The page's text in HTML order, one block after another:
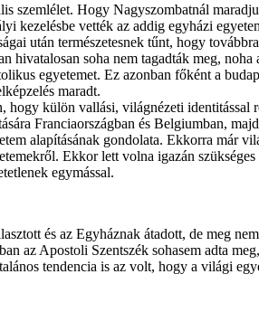
szemlélet. Hogy Nagyszombatnál
vették az addig egyházi
után természetesnek tűnt, hogy
soha nem tagadták meg,
egyetemet. Ez azonban főként a
maradt.
külön vallási, világnézeti identitással
Franciaországban és Belgiumban,
alapításának gondolata. Ekkorra már
Ekkor lett volna igazán
egymással.
és az Egyháznak átadott, de meg
az Apostoli Szentszék sohasem adta
tendencia is az volt, hogy a világi